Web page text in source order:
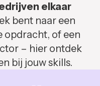
elkaar
bent naar een
opdracht, of een
– hier ontdek
bij jouw skills.